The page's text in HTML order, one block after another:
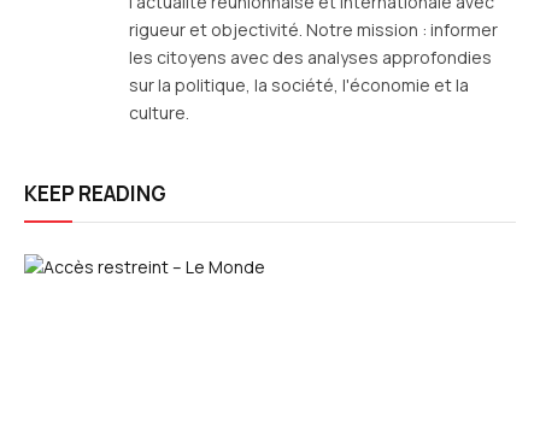
rigueur et objectivité. Notre mission : informer
les citoyens avec des analyses approfondies
sur la politique, la société, l'économie et la
culture.
KEEP READING